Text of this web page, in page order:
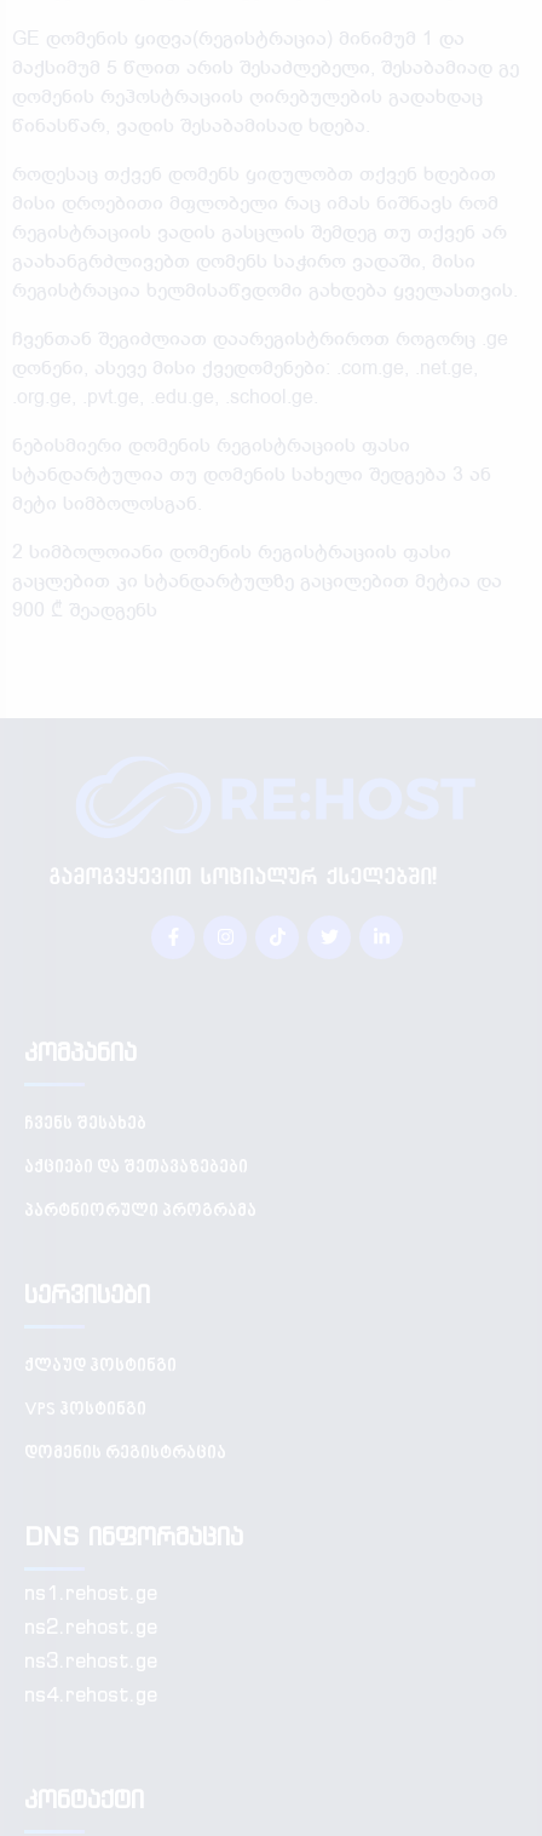
GE დომენის ყიდვა(რეგისტრაცია) მინიმუმ 1 და
მაქსიმუმ 5 წლით არის შესაძლებელი, შესაბამიად გე
დომენის რეჰოსტრაციის ღირებულების გადახდაც
წინასწარ, ვადის შესაბამისად ხდება.
როდესაც თქვენ დომენს ყიდულობთ თქვენ ხდებით
მისი დროებითი მფლობელი რაც იმას ნიშნავს რომ
რეგისტრაციის ვადის გასცლის შემდეგ თუ თქვენ არ
გაახანგრძლივებთ დომენს საჭირო ვადაში, მისი
რეგისტრაცია ხელმისაწვდომი გახდება ყველასთვის.
ჩვენთან შეგიძლიათ დაარეგისტრიროთ როგორც .ge
დონენი, ასევე მისი ქვედომენები: .com.ge, .net.ge,
.org.ge, .pvt.ge, .edu.ge, .school.ge.
ნებისმიერი დომენის რეგისტრაციის ფასი
სტანდარტულია თუ დომენის სახელი შედგება 3 ან
მეტი სიმბოლოსგან.
2 სიმბოლოიანი დომენის რეგისტრაციის ფასი
გაცლებით კი სტანდარტულზე გაცილებით მეტია და
900 ₾ შეადგენს
გამოგვყევით სოციალურ ქსელებში!
კომპანია
ჩვენს შესახებ
აქციები და შეთავაზებები
პარტნიორული პროგრამა
სერვისები
ქლაუდ ჰოსტინგი
VPS ჰოსტინგი
დომენის რეგისტრაცია
DNS ინფორმაცია
ns1.rehost.ge
ns2.rehost.ge
ns3.rehost.ge
ns4.rehost.ge
კონტაქტი